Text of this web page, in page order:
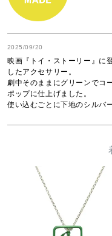
2025/09/20
映画『トイ・ストーリー』に
したアクセサリー。
劇中そのままにグリーンでコ
ポップに仕上げました。
使い込むごとに下地のシルバ